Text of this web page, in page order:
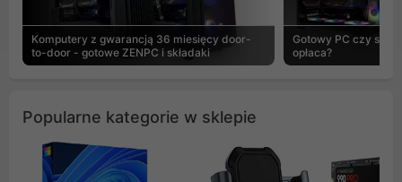
Komputery z gwarancją 36 miesięcy door-
to-door - gotowe ZENPC i składaki
Gotowy PC czy
opłaca?
Popularne kategorie w sklepie